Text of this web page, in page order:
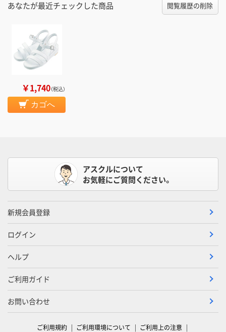
あなたが最近チェックした商品 閲覧履歴の削除
￥1,740（税込）
カゴへ
アスクルについて
お気軽にご質問ください。
新規会員登録
ログイン
ヘルプ
ご利用ガイド
お問い合わせ
ご利用規約 ご利用環境について ご利用上の注意